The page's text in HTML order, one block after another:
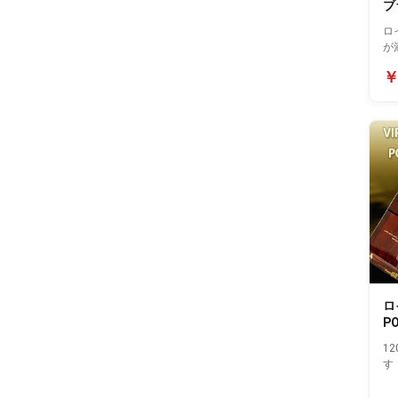
ロ
が
す